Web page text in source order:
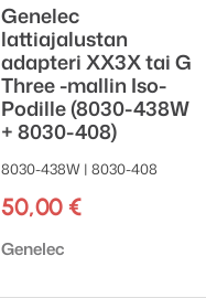
Genelec
lattiajalustan
adapteri XX3X tai G
Three -mallin Iso-
Podille (8030-438W
+ 8030-408)
8030-438W | 8030-408
50,00 €
Tuotemerkki:
Genelec